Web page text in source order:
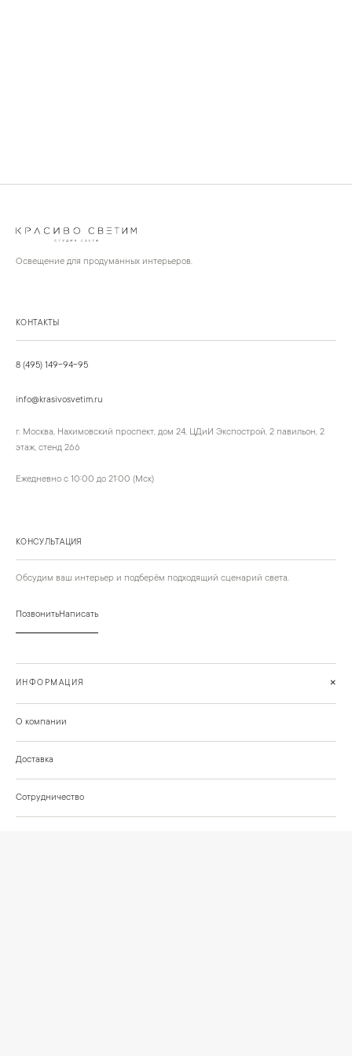
Освещение для продуманных интерьеров.
КОНТАКТЫ
8 (495) 149-94-95
info@krasivosvetim.ru
г. Москва, Нахимовский проспект, дом 24, ЦДиИ Экспострой, 2 павильон, 2
этаж, стенд 266
Ежедневно с 10:00 до 21:00 (Мск)
КОНСУЛЬТАЦИЯ
Обсудим ваш интерьер и подберём подходящий сценарий света.
ПозвонитьНаписать
ИНФОРМАЦИЯ +
О компании
Доставка
Сотрудничество